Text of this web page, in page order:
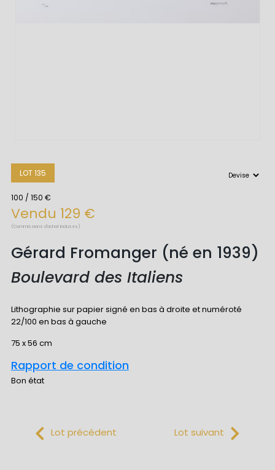
LOT 135
100 / 150 €
Vendu 129 €
(Commissions d'achat incluses)
Gérard Fromanger (né en 1939)
Boulevard des Italiens
Lithographie sur papier signé en bas à droite et numéroté
22/100 en bas à gauche
75 x 56 cm
Rapport de condition
Bon état
Lot précédent Lot suivant